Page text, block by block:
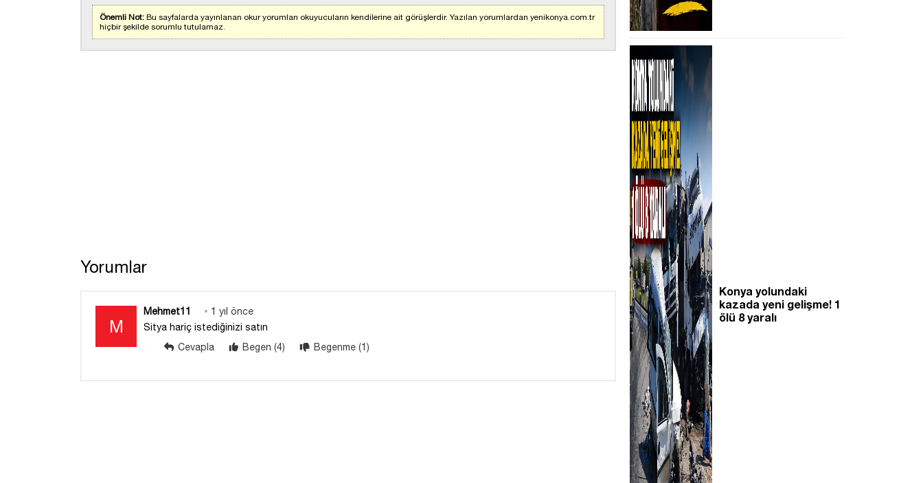
Önemli Not: Bu sayfalarda yayınlanan okur yorumları okuyucuların kendilerine ait görüşlerdir. Yazılan yorumlardan yenikonya.com.tr
hiçbir şekilde sorumlu tutulamaz.
Yorumlar
M
Mehmet11
1 yıl önce
Sitya hariç istediğinizi satın
Cevapla
Begen (4) Begenme (1)
Konya yolundaki
kazada yeni gelişme! 1
ölü 8 yaralı